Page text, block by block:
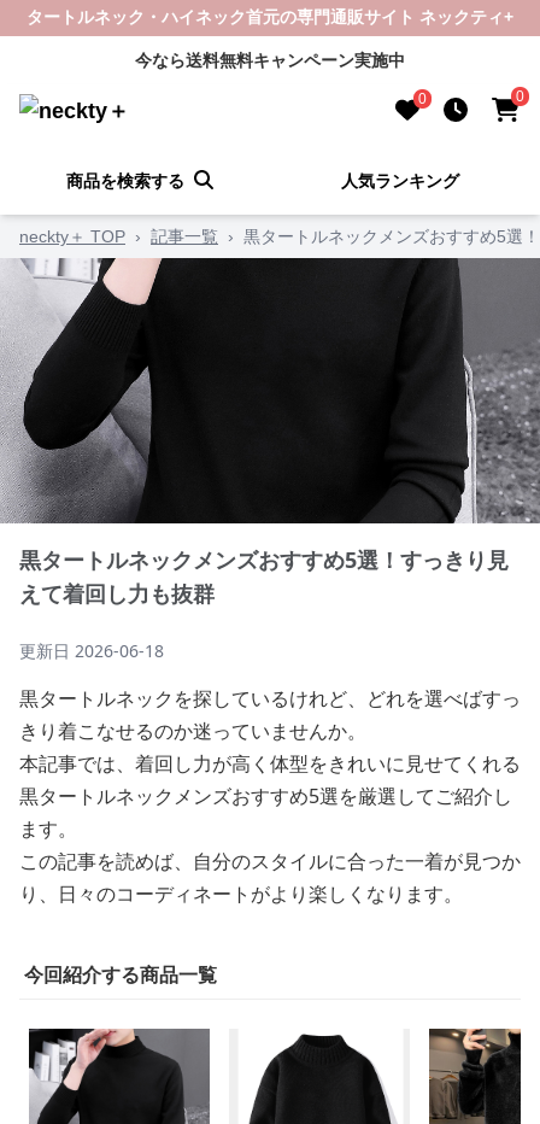
タートルネック・ハイネック首元の専門通販サイト ネックティ+
今なら送料無料キャンペーン実施中
0 0
商品を検索する 人気ランキング
neckty＋ TOP › 記事一覧 › 黒タートルネックメンズおすすめ5選
黒タートルネックメンズおすすめ5選！すっきり見
えて着回し力も抜群
更新日 2026-06-18
黒タートルネックを探しているけれど、どれを選べばすっ
きり着こなせるのか迷っていませんか。
本記事では、着回し力が高く体型をきれいに見せてくれる
黒タートルネックメンズおすすめ5選を厳選してご紹介し
ます。
この記事を読めば、自分のスタイルに合った一着が見つか
り、日々のコーディネートがより楽しくなります。
今回紹介する商品一覧